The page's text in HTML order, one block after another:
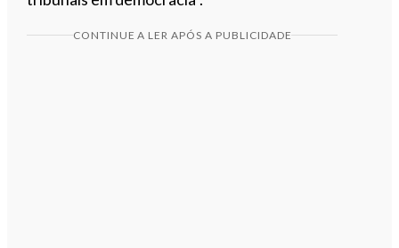
CONTINUE A LER APÓS A PUBLICIDADE